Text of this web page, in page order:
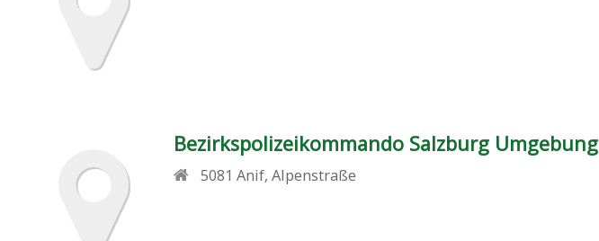
Bezirkspolizeikommando Salzburg Umgebung
5081 Anif,Alpenstraße